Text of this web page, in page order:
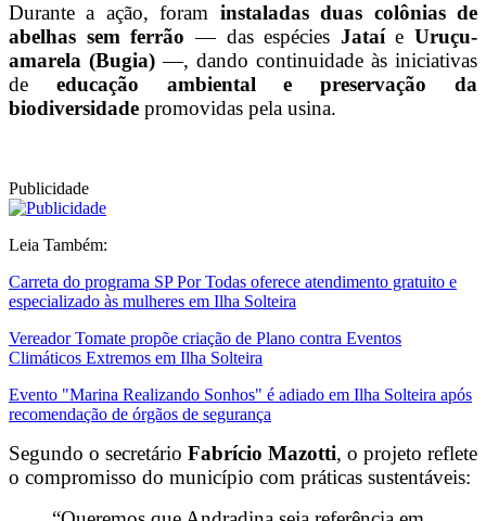
Durante a ação, foram instaladas duas colônias de
abelhas sem ferrão — das espécies Jataíe Uruçu-
amarela (Bugia) —, dando continuidade às iniciativas
de educação ambiental e preservação da
biodiversidade promovidas pela usina.
Publicidade
Leia Também:
Carreta do programa SP Por Todas oferece atendimento gratuito e
especializado às mulheres em Ilha Solteira
Vereador Tomate propõe criação de Plano contra Eventos
Climáticos Extremos em Ilha Solteira
Evento "Marina Realizando Sonhos" é adiado em Ilha Solteira após
recomendação de órgãos de segurança
Segundo o secretário Fabrício Mazotti, o projeto reflete
o compromisso do município com práticas sustentáveis: